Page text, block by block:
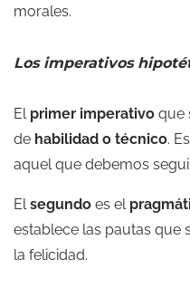
morales.
Los imperativos
El primer imperativo que
de habilidad o técnico.
aquel que debemos
Elsegundo es el
establece las pautas que
la felicidad.